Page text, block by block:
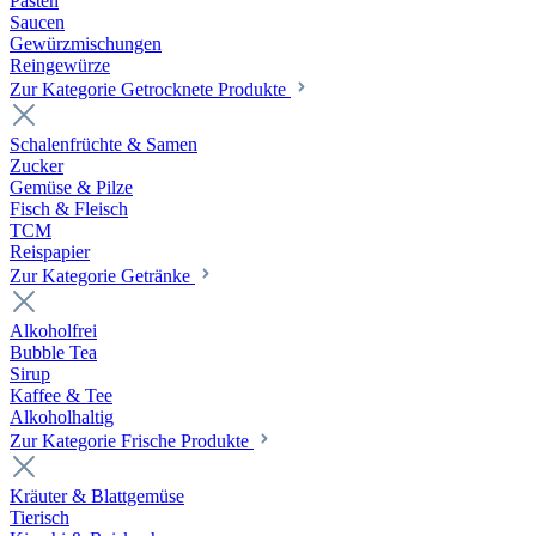
Saucen
Gewürzmischungen
Reingewürze
Zur Kategorie Getrocknete Produkte
Schalenfrüchte & Samen
Zucker
Gemüse & Pilze
Fisch & Fleisch
TCM
Reispapier
Zur Kategorie Getränke
Alkoholfrei
Bubble Tea
Sirup
Kaffee & Tee
Alkoholhaltig
Zur Kategorie Frische Produkte
Kräuter & Blattgemüse
Tierisch